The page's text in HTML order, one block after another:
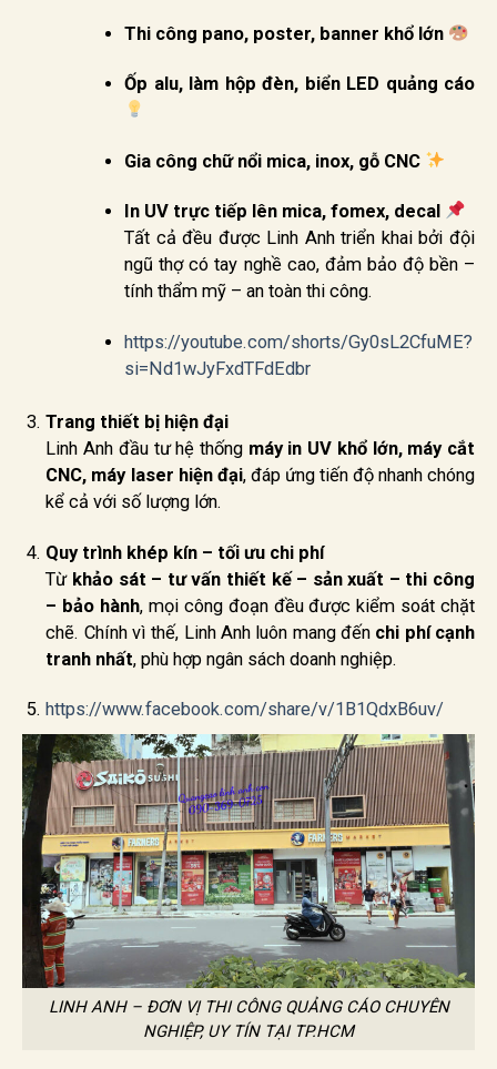
Thi công pano, poster, banner khổ lớn
Ốp alu, làm hộp đèn, biển LED quảng cáo
Gia công chữ nổi mica, inox, gỗ CNC
In UV trực tiếp lên mica, fomex, decal
Tất cả đều được Linh Anh triển khai bởi đội
ngũ thợ có tay nghề cao, đảm bảo độ bền –
tính thẩm mỹ – an toàn thi công.
https://youtube.com/shorts/Gy0sL2CfuME?
si=Nd1wJyFxdTFdEdbr
Trang thiết bị hiện đại
Linh Anh đầu tư hệ thống máy in UV khổ lớn, máy cắt
CNC, máy laser hiện đại, đáp ứng tiến độ nhanh chóng
kể cả với số lượng lớn.
Quy trình khép kín – tối ưu chi phí
Từ khảo sát – tư vấn thiết kế – sản xuất – thi công
– bảo hành, mọi công đoạn đều được kiểm soát chặt
chẽ. Chính vì thế, Linh Anh luôn mang đến chi phí cạnh
tranh nhất, phù hợp ngân sách doanh nghiệp.
https://www.facebook.com/share/v/1B1QdxB6uv/
LINH ANH – ĐƠN VỊ THI CÔNG QUẢNG CÁO CHUYÊN
NGHIỆP, UY TÍN TẠI TP.HCM